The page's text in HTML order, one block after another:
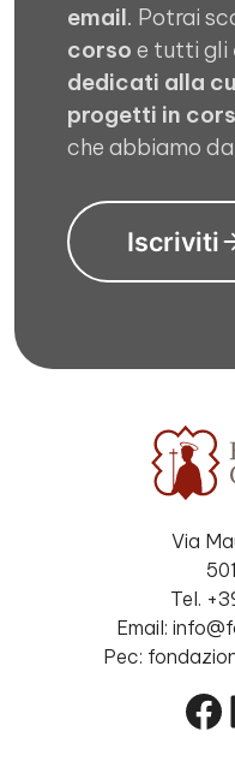
email. Potrai
corso e tutti gli
dedicati alla
progetti in
che abbiamo
Iscriviti
Via
Tel.
Email:
Pec: